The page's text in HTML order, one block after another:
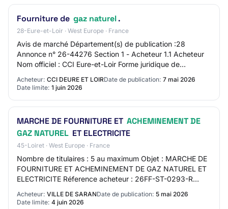
Fourniture de gaz naturel.
28-Eure-et-Loir · West Europe · France
Avis de marché Département(s) de publication :28
Annonce n° 26-44276 Section 1 - Acheteur 1.1 Acheteur
Nom officiel : CCI Eure-et-Loir Forme juridique de
Acheteur: CCI DEURE ET LOIRDate de publication: 7 mai 2026
Date limite: 1 juin 2026
MARCHE DE FOURNITURE ET ACHEMINEMENT DE
GAZ NATUREL ET ELECTRICITE
45-Loiret · West Europe · France
Nombre de titulaires : 5 au maximum Objet : MARCHE DE
FOURNITURE ET ACHEMINEMENT DE GAZ NATUREL ET
ELECTRICITE Réference acheteur : 26FF-ST-0293-R
Acheteur: VILLE DE SARANDate de publication: 5 mai 2026
Date limite: 4 juin 2026